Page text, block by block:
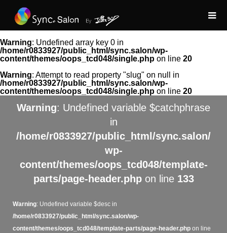
Warning: Undefined array key 0 in
/home/r0833927/public_html/sync.salon/wp-
content/themes/oops_tcd048/single.php on line 20
Warning: Attempt to read property "slug" on null in
/home/r0833927/public_html/sync.salon/wp-
content/themes/oops_tcd048/single.php on line 20
Warning: Undefined variable $catchphrase
in
/home/r0833927/public_html/sync.salon/
wp-
content/themes/oops_tcd048/template-
parts/page-header.phpon line 133
Warning: Undefined variable $desc in
/home/r0833927/public_html/sync.salon/wp-
content/themes/oops_tcd048/template-parts/page-header.phpon line